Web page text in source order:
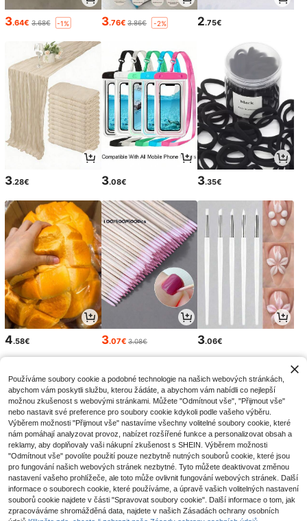
3.64€ 3.68€ -1% 3.76€ 3.86€ -2% 2.75€
3.28€ 3.08€ 3.35€
4.58€ 3.07€ 3.08€ 3.06€
2.99€ 9.78€ 4.90€ 4.98€ -1%
Používáme soubory cookie a podobné technologie na našich webových stránkách,
abychom vám poskytli službu, kterou žádáte, a abychom vám nabídli co nejlepší
možnou zkušenost s webovými stránkami. Můžete "Odmítnout vše", "Přijmout vše"
nebo nastavit své preference pro soubory cookie kdykoli podle vašeho výběru.
Výběrem možnosti "Přijmout vše" nastavíme všechny volitelné soubory cookie, které
nám pomáhají analyzovat provoz, nabízet rozšířené funkce a personalizovat obsah a
reklamy, aby doplňovaly vaši nákupní zkušenost s SHEIN. Výběrem možnosti
"Odmítnout vše" povolíte použití pouze nezbytně nutných souborů cookie, které jsou
pro fungování našich webových stránek nezbytné. Tyto můžete deaktivovat změnou
nastavení vašeho prohlížeče, ale toto může ovlivnit fungování webových stránek. Další
informace o souborech cookie, které používáme, a úpravě vašich volitelných nastavení
souborů cookie najdete v části "Spravovat soubory cookie". Další informace o tom, jak
zpracováváme shromážděná data, najdete v našich Zásadách ochrany osobních